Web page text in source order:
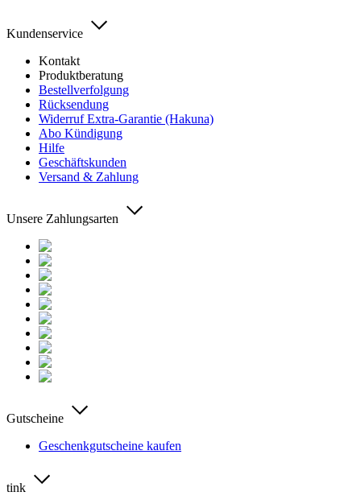
Kundenservice
Kontakt
Produktberatung
Bestellverfolgung
Rücksendung
Widerruf Extra-Garantie (Hakuna)
Abo Kündigung
Hilfe
Geschäftskunden
Versand & Zahlung
Unsere Zahlungsarten
Gutscheine
Geschenkgutscheine kaufen
tink